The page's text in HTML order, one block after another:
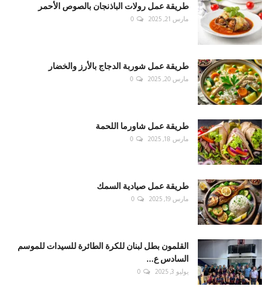
طريقة عمل رولات الباذنجان بالصوص الأحمر
مارس 21, 2025 0
طريقة عمل شوربة الدجاج بالأرز والخضار
مارس 20, 2025 0
طريقة عمل شاورما اللحمة
مارس 18, 2025 0
طريقة عمل صيادية السمك
مارس 19, 2025 0
القلمون بطل لبنان للكرة الطائرة للسيدات للموسم
السادس ع...
يوليو 3, 2025 0